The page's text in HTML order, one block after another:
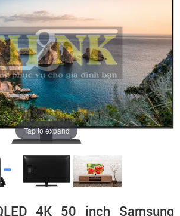
Tap to expand
4K 50 inch Samsung